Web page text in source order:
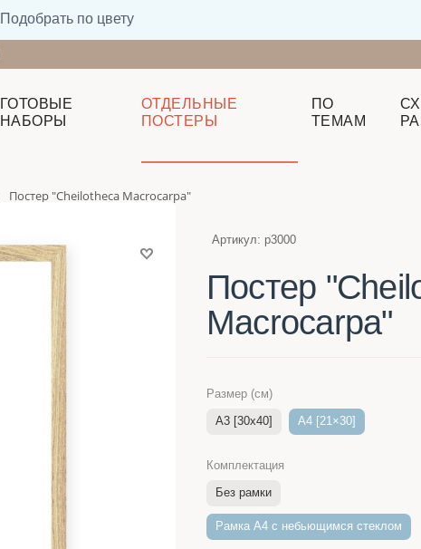
Подобрать по цвету
ГОТОВЫЕ
НАБОРЫ
ОТДЕЛЬНЫЕ
ПОСТЕРЫ
ПО
ТЕМАМ
Постер "Cheilotheca Macrocarpa"
Артикул: p3000
Постер
Macrocarpa"
Размер (см)
A3 [30x40]
A4 [21×30]
Комплектация
Без рамки
Рамка A4 c небьющимся стеклом